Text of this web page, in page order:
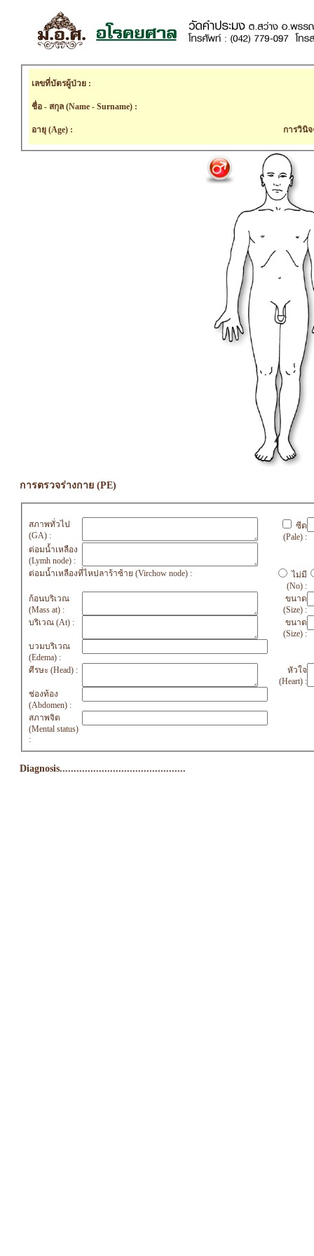
เลขที่บัตรผู้ป่วย :
ชื่อ - สกุล (Name - Surname) :
อายุ (Age) : การวินิ
การตรวจร่างกาย (PE)
สภาพทั่วไป
(GA) :
ซีด
(Pale) :
ต่อมน้ำเหลือง
(Lymh node) :
ต่อมน้ำเหลืองที่ไหปลาร้าซ้าย (Virchow node) :
ไม่มี
(No) :
ก้อนบริเวณ
(Mass at) :
ขนาด
(Size) :
บริเวณ (At) :
ขนาด
(Size) :
บวมบริเวณ
(Edema) :
ศีรษะ (Head) :
หัวใจ
(Heart) :
ช่องท้อง
(Abdomen) :
สภาพจิต
(Mental status)
:
Diagnosis.............................................